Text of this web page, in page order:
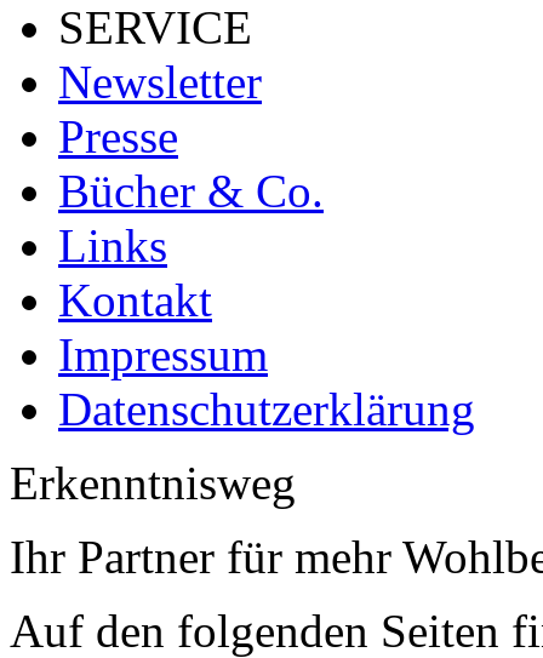
SERVICE
Newsletter
Presse
Bücher & Co.
Links
Kontakt
Impressum
Datenschutzerklärung
Erkenntnisweg
Ihr Partner für mehr
Auf den folgenden Seiten